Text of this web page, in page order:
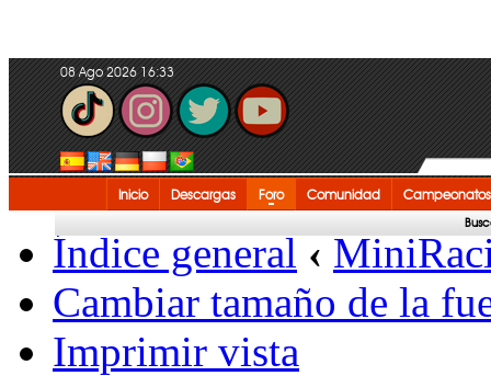
08 Ago 2026 16:33
Inicio Descargas Foro Comunidad Campeonatos
Índice general ‹
Cambiar tamaño de la
Imprimir vista